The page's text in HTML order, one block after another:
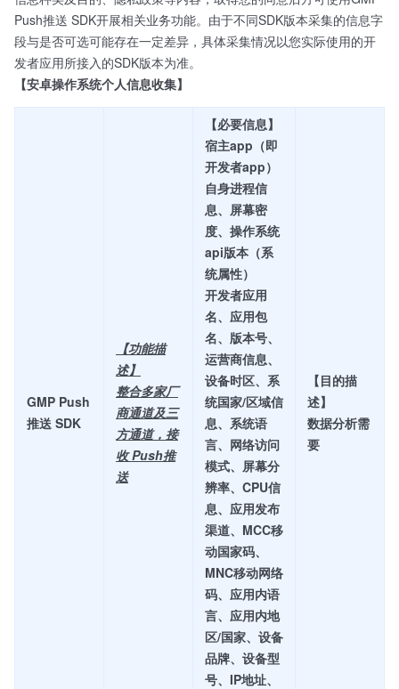
Push推送 SDK开展相关业务功能。由于不同SDK版本采集的信息字
段与是否可选可能存在一定差异，具体采集情况以您实际使用的开
发者应用所接入的SDK版本为准。
【安卓操作系统个人信息收集】
GMP Push
推送 SDK
【功能描
述】
整合多家厂
商通道及三
方通道，接
收 Push推
送
【必要信息】
宿主app（即
开发者app）
自身进程信
息、屏幕密
度、操作系统
api版本（系
统属性）
开发者应用
名、应用包
名、版本号、
运营商信息、
设备时区、系
统国家/区域信
息、系统语
言、网络访问
模式、屏幕分
辨率、CPU信
息、应用发布
渠道、MCC移
动国家码、
MNC移动网络
码、应用内语
言、应用内地
区/国家、设备
品牌、设备型
号、IP地址、
【目的描
述】
数据分析需
要